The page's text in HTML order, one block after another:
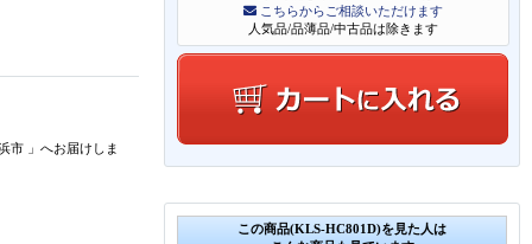
こちらからご相談いただけます
人気品/品薄品/中古品は除きます
この商品(KLS-HC801D)を見た人は
市 」 へお届けしま